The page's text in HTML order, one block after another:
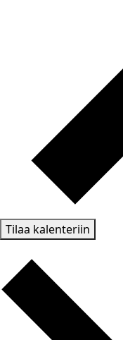
Tilaa kalenteriin